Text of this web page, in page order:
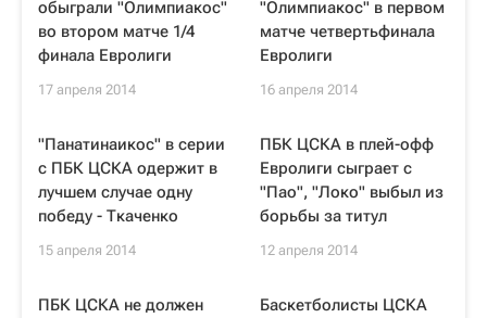
обыграли "Олимпиакос"
во втором матче 1/4
финала Евролиги
17 апреля 2014
"Олимпиакос" в первом
матче четвертьфинала
Евролиги
16 апреля 2014
"Панатинаикос" в серии
с ПБК ЦСКА одержит в
лучшем случае одну
победу - Ткаченко
15 апреля 2014
ПБК ЦСКА в плей-офф
Евролиги сыграет с
"Пао", "Локо" выбыл из
борьбы за титул
12 апреля 2014
ПБК ЦСКА не должен
Баскетболисты ЦСКА